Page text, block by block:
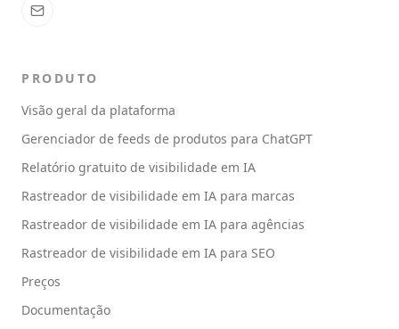
PRODUTO
Visão geral da plataforma
Gerenciador de feeds de produtos para ChatGPT
Relatório gratuito de visibilidade em IA
Rastreador de visibilidade em IA para marcas
Rastreador de visibilidade em IA para agências
Rastreador de visibilidade em IA para SEO
Preços
Documentação